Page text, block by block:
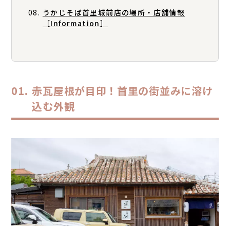
うかじそば首里城前店の場所・店舗情報
［Information］
赤瓦屋根が目印！首里の街並みに溶け
込む外観